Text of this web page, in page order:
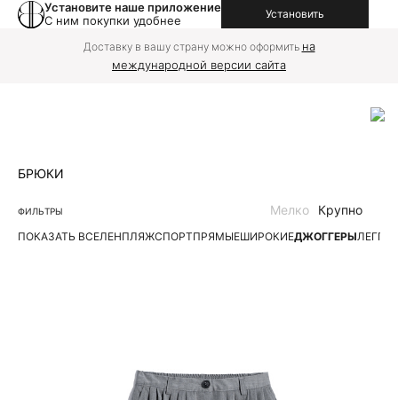
Установите наше приложение
С ним покупки удобнее
Установить
Доставку в вашу страну можно оформить на
международной версии сайта
БРЮКИ
ФИЛЬТРЫ
ПОКАЗАТЬ ВСЕЛЕНПЛЯЖСПОРТПРЯМЫЕШИРОКИЕДЖОГГЕРЫ
Мелко Крупно